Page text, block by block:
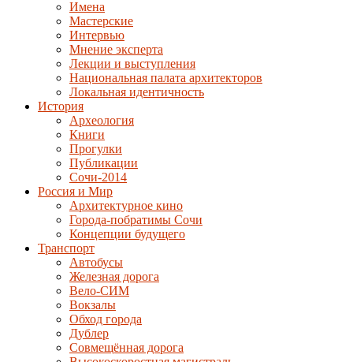
Имена
Мастерские
Интервью
Мнение эксперта
Лекции и выступления
Национальная палата архитекторов
Локальная идентичность
История
Археология
Книги
Прогулки
Публикации
Сочи-2014
Россия и Мир
Архитектурное кино
Города-побратимы Сочи
Концепции будущего
Транспорт
Автобусы
Железная дорога
Вело-СИМ
Вокзалы
Обход города
Дублер
Совмещённая дорога